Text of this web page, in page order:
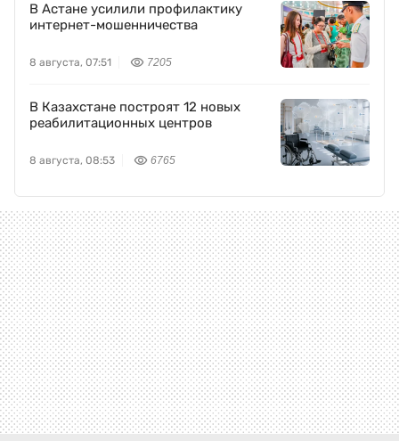
В Астане усилили профилактику
интернет-мошенничества
8 августа, 07:51 7205
В Казахстане построят 12 новых
реабилитационных центров
8 августа, 08:53 6765